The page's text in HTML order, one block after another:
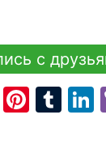
с
Twitter